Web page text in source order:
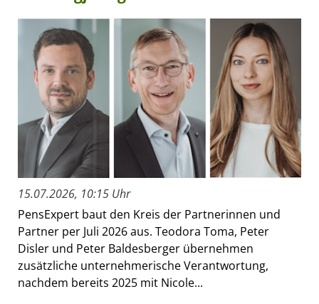
15.07.2026, 10:15 Uhr
PensExpert baut den Kreis der Partnerinnen und
Partner per Juli 2026 aus. Teodora Toma, Peter
Disler und Peter Baldesberger übernehmen
zusätzliche unternehmerische Verantwortung,
nachdem bereits 2025 mit Nicole...